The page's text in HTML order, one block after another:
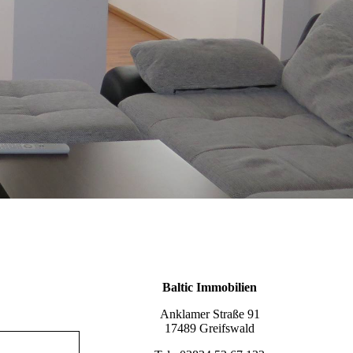
Baltic Immobilien
Anklamer Straße 91
17489 Greifswald